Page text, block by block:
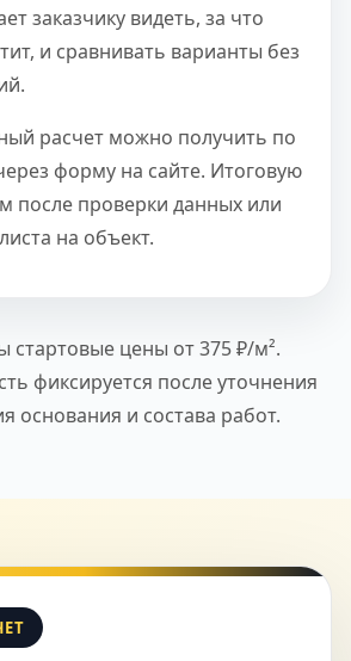
заказчику видеть, за что
и сравнивать варианты без
расчет можно получить по
форму на сайте. Итоговую
после проверки данных или
на объект.
стартовые цены от 375 ₽/м².
фиксируется после уточнения
основания и состава работ.